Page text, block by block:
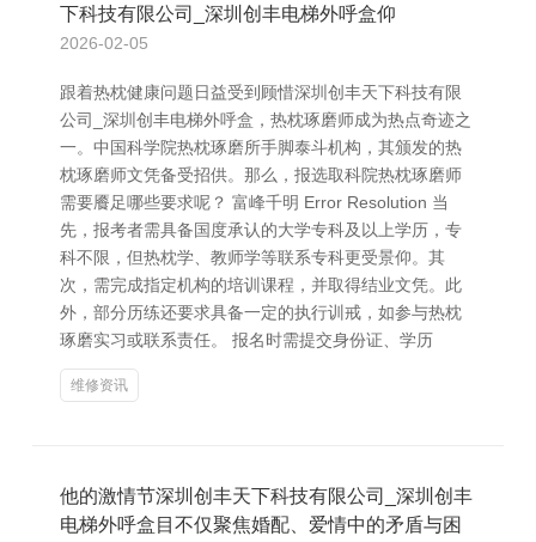
下科技有限公司_深圳创丰电梯外呼盒仰
2026-02-05
跟着热枕健康问题日益受到顾惜深圳创丰天下科技有限
公司_深圳创丰电梯外呼盒，热枕琢磨师成为热点奇迹之
一。中国科学院热枕琢磨所手脚泰斗机构，其颁发的热
枕琢磨师文凭备受招供。那么，报选取科院热枕琢磨师
需要餍足哪些要求呢？ 富峰千明 Error Resolution 当
先，报考者需具备国度承认的大学专科及以上学历，专
科不限，但热枕学、教师学等联系专科更受景仰。其
次，需完成指定机构的培训课程，并取得结业文凭。此
外，部分历练还要求具备一定的执行训戒，如参与热枕
琢磨实习或联系责任。 报名时需提交身份证、学历
维修资讯
他的激情节深圳创丰天下科技有限公司_深圳创丰
电梯外呼盒目不仅聚焦婚配、爱情中的矛盾与困